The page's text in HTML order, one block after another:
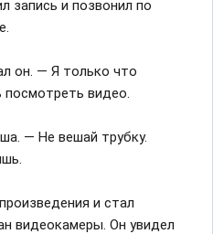
запись и позвонил по
он. — Я только что
видео.
— Не вешай трубку.
и стал
видеокамеры. Он увидел